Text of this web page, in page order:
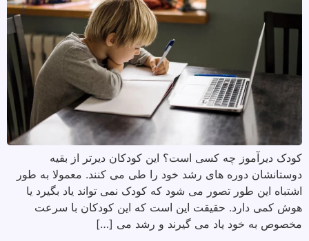
کودک دیرآموز چه کسی است؟ این کودکان دیرتر از بقیه
دوستانشان دوره های رشد خود را طی می کنند. معمولا به طور
اشتباه این طور تصور می شود که کودک نمی تواند یاد بگیرد یا
هوش کمی دارد. حقیقت این است که این کودکان با سرعت
مخصوص به خود یاد می گیرند و رشد می […]